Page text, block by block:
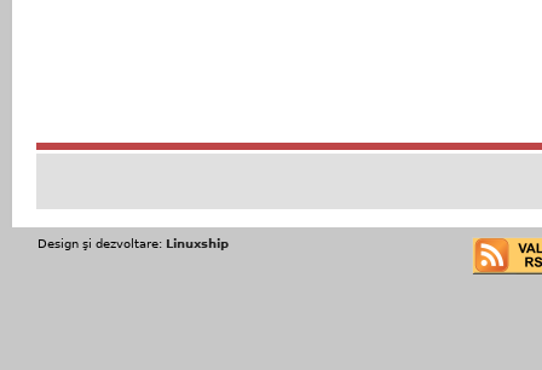
Design şi dezvoltare: Linuxship